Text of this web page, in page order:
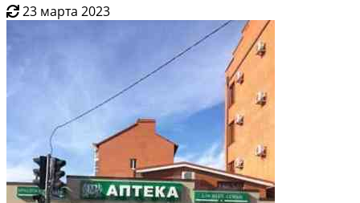
23 марта 2023